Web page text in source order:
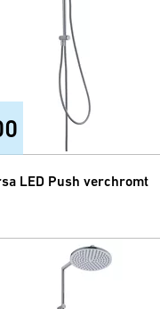
LED Push verchromt